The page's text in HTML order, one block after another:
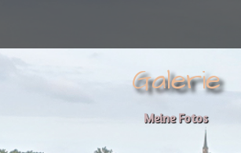
Galerie
Meine Fotos